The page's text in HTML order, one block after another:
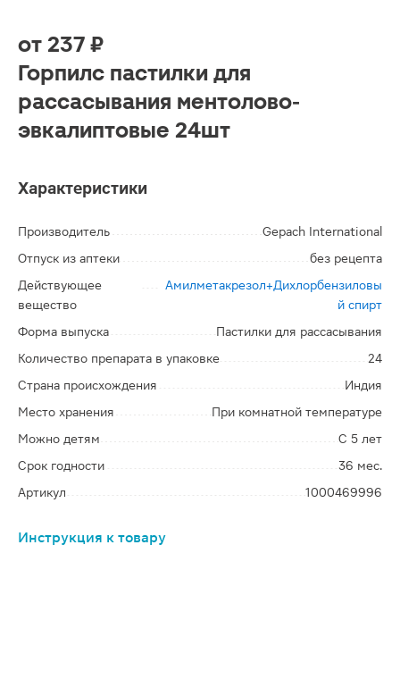
от 237 ₽
Горпилс пастилки для
рассасывания ментолово-
эвкалиптовые 24шт
Характеристики
Производитель
Gepach International
Отпуск из аптеки
без рецепта
Действующее
вещество
Амилметакрезол+Дихлорбензиловы
й спирт
Форма выпуска
Пастилки для рассасывания
Количество препарата в упаковке
24
Страна происхождения
Индия
Место хранения
При комнатной температуре
Можно детям
С 5 лет
Срок годности
36 мес.
Артикул
1000469996
Инструкция к товару